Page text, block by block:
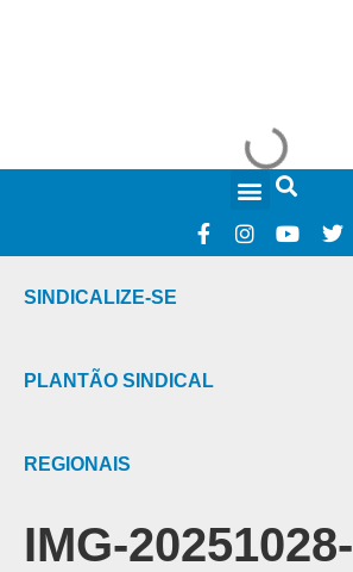
SINDICALIZE-SE
PLANTÃO SINDICAL
REGIONAIS
IMG-20251028-